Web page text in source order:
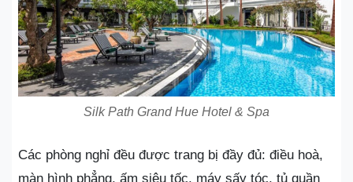
Silk Path Grand Hue Hotel & Spa
Các phòng nghỉ đều được trang bị đầy đủ: điều hoà,
màn hình phẳng, ấm siêu tốc, máy sấy tóc, tủ quần